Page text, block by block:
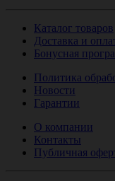
Каталог товаров
Доставка и
Бонусная
Политика
Новости
Гарантии
О компании
Контакты
Публичная